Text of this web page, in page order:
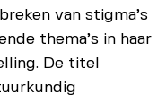
van stigma’s
thema’s in haar
De titel